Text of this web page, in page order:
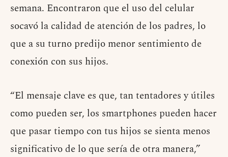
semana. Encontraron que el uso del celular
socavó la calidad de atención de los padres, lo
que a su turno predijo menor sentimiento de
conexión con sus hijos.
“El mensaje clave es que, tan tentadores y útiles
como pueden ser, los smartphones pueden hacer
que pasar tiempo con tus hijos se sienta menos
significativo de lo que sería de otra manera,”